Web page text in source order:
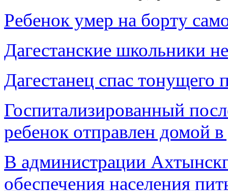
Ребенок умер на борту
Дагестанские школьники
Дагестанец спас тонущего
Госпитализированный
ребенок отправлен домой в
В администрации
обеспечения населения